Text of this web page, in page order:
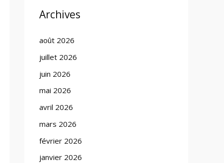
Archives
août 2026
juillet 2026
juin 2026
mai 2026
avril 2026
mars 2026
février 2026
janvier 2026